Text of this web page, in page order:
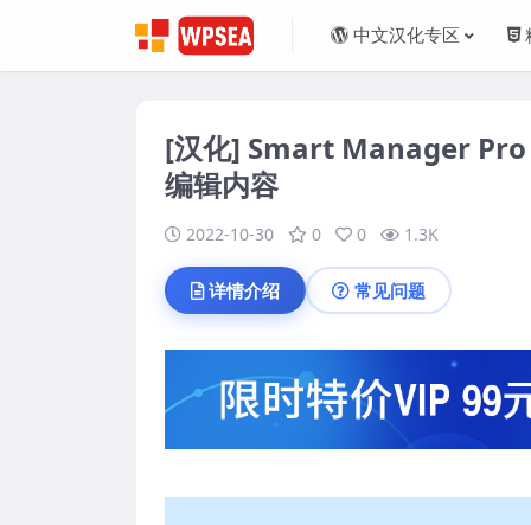
中文汉化专区
[汉化] Smart Manager Pro
编辑内容
2022-10-30 0 0 1.3K
详情介绍 常见问题